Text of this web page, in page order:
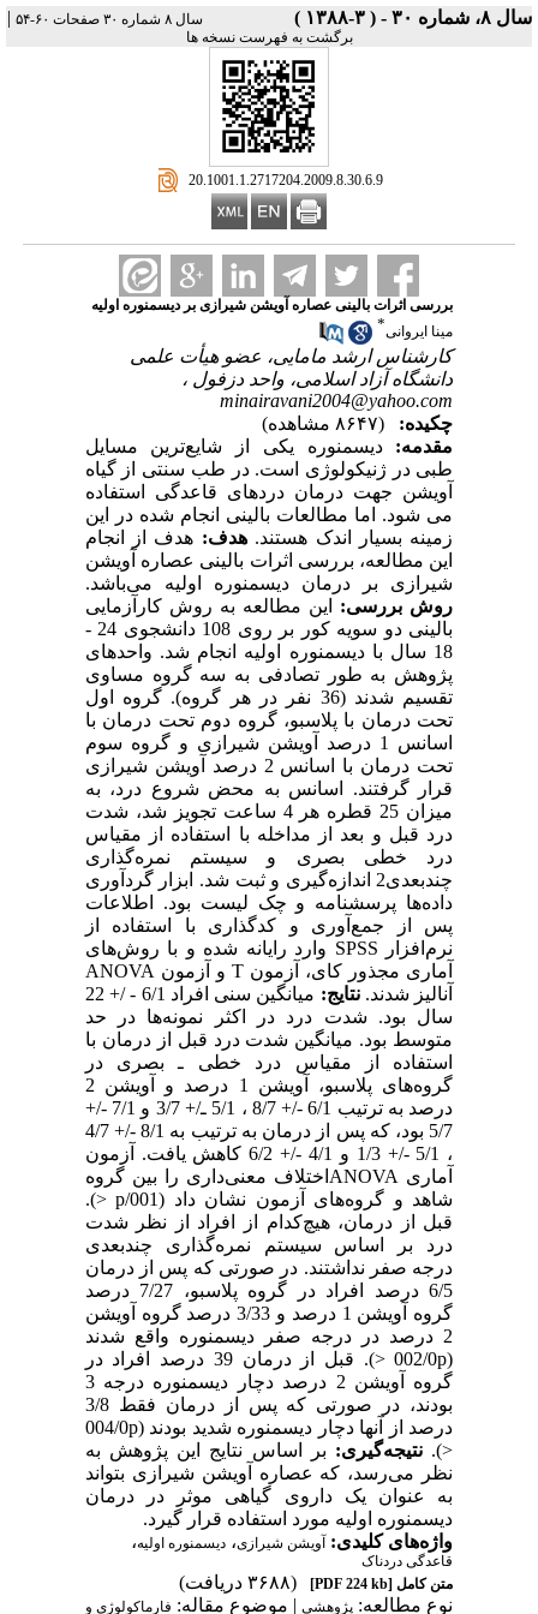
سال ۸، شماره ۳۰ - ( ۳-۱۳۸۸ ) سال ۸ شماره ۳۰ صفحات ۶۰-۵۴ |
برگشت به فهرست نسخه ها
‎ 20.1001.1.2717204.2009.8.30.6.9
بررسی اثرات بالینی عصاره آویشن شیرازی بر دیسمنوره اولیه
مینا ایروانی*
کارشناس ارشد مامایی، عضو هیأت علمی
دانشگاه آزاد اسلامی، واحد دزفول ،
minairavani2004@yahoo.com
چکیده:
(۸۶۴۷ مشاهده)
مقدمه: دیسمنوره یکی از شایع‌ترین مسایل
طبی در ژنیکولوژی است. در طب سنتی از گیاه
آویشن جهت درمان دردهای قاعدگی استفاده
می شود. اما مطالعات بالینی انجام شده در این
زمینه بسیار اندک هستند.هدف: هدف از انجام
این مطالعه، بررسی اثرات بالینی عصاره آویشن
شیرازی بر درمان دیسمنوره اولیه می‌باشد.
روش بررسی: این مطالعه به روش کارآزمایی
بالینی دو سویه کور بر روی 108 دانشجوی 24 -
18 سال با دیسمنوره اولیه انجام شد. واحدهای
پژوهش به طور تصادفی به سه گروه مساوی
تقسیم شدند (36 نفر در هر گروه). گروه اول
تحت درمان با پلاسبو، گروه دوم تحت درمان با
اسانس 1 درصد آویشن شیرازی و گروه سوم
تحت درمان با اسانس 2 درصد آویشن شیرازی
قرار گرفتند. اسانس به محض شروع درد، به
میزان 25 قطره هر 4 ساعت تجویز شد، شدت
درد قبل و بعد از مداخله با استفاده از مقیاس
درد خطی بصری و سیستم نمره‌گذاری
چندبعدی2 اندازه‌گیری و ثبت شد. ابزار گردآوری
داده‌ها پرسشنامه و چک لیست بود. اطلاعات
پس از جمع‌آوری و کدگذاری با استفاده از
نرم‌افزار SPSS وارد رایانه شده و با روش‌های
آماری مجذور کای، آزمون T و آزمون ANOVA
آنالیز شدند.نتایج:
میانگین سنی افراد 6/1 - /+ 22
سال بود. شدت درد در اکثر نمونه‌ها در حد
متوسط بود. میانگین شدت درد قبل از درمان با
استفاده از مقیاس درد خطی ـ بصری در
گروه‌های پلاسبو، آویشن 1 درصد و آویشن 2
درصد به ترتیب 6/1 -/+ 8/7 ، 5/1 ـ/+ 3/7 و 7/1 -/+
5/7 بود، که پس از درمان به ترتیب به 8/1 -/+ 4/7
، 5/1 -/+ 1/3 و 4/1 -/+ 6/2 کاهش یافت. آزمون
آماری ANOVAاختلاف معنی‌داری را بین گروه
شاهد و گروه‌های آزمون نشان داد (001/p <).
قبل از درمان، هیچ‌کدام از افراد از نظر شدت
درد بر اساس سیستم نمره‌گذاری چندبعدی
درجه صفر نداشتند. در صورتی که پس از درمان
6/5 درصد افراد در گروه پلاسبو، 7/27 درصد
گروه آویشن 1 درصد و 3/33 درصد گروه آویشن
2 درصد در درجه صفر دیسمنوره واقع شدند
(002/0p <). قبل از درمان 39 درصد افراد در
گروه آویشن 2 درصد دچار دیسمنوره درجه 3
بودند، در صورتی که پس از درمان فقط 3/8
درصد از آنها دچار دیسمنوره شدید بودند (004/0p
<). نتیجه‌گیری: بر اساس نتایج این پژوهش به
نظر می‌رسد، که عصاره آویشن شیرازی بتواند
به عنوان یک داروی گیاهی موثر در درمان
دیسمنوره اولیه مورد استفاده قرار گیرد.
واژه‌های کلیدی:آویشن شیرازی، دیسمنوره اولیه،
قاعدگی دردناک
متن کامل [PDF 224 kb]
(۳۶۸۸ دریافت)
نوع مطالعه: پژوهشی| موضوع مقاله: فارماكولوژی و